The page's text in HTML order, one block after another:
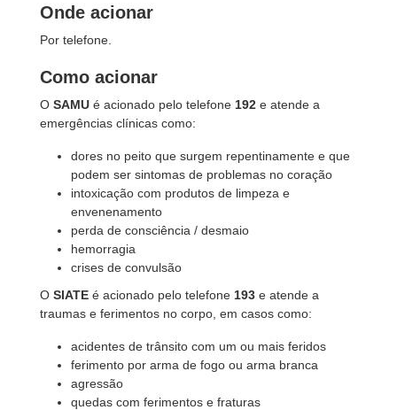
Onde acionar
Por telefone.
Como acionar
O SAMU é acionado pelo telefone 192 e atende a
emergências clínicas como:
dores no peito que surgem repentinamente e que
podem ser sintomas de problemas no coração
intoxicação com produtos de limpeza e
envenenamento
perda de consciência / desmaio
hemorragia
crises de convulsão
O SIATE é acionado pelo telefone 193 e atende a
traumas e ferimentos no corpo, em casos como:
acidentes de trânsito com um ou mais feridos
ferimento por arma de fogo ou arma branca
agressão
quedas com ferimentos e fraturas